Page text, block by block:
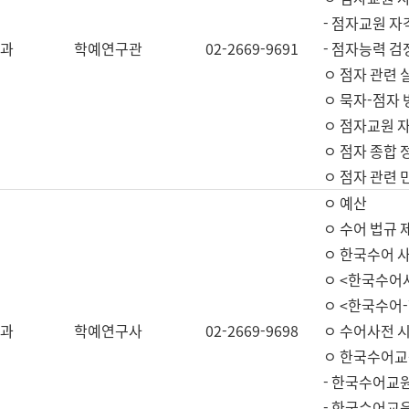
학예연구관 02-2669-9691
- 점자교원 자
- 점자능력 검
ㅇ 점자 관련
ㅇ 묵자-점자
ㅇ 점자교원
ㅇ 점자 종합
ㅇ 점자 관련
학예연구사 02-2669-9698
ㅇ 예산
ㅇ 수어 법규
ㅇ 한국수어
ㅇ <한국수어
ㅇ <한국수
ㅇ 수어사전
ㅇ 한국수어
- 한국수어교